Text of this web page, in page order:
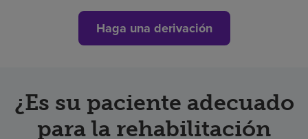
Haga una derivación
¿Es su paciente adecuado
para la rehabilitación